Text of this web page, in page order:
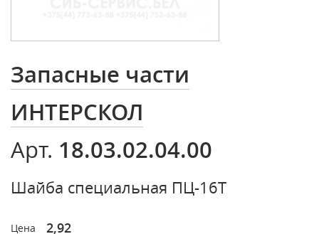
Запасные части
ИНТЕРСКОЛ
Арт. 18.03.02.04.00
Шайба специальная ПЦ-16Т
Цена 2,92